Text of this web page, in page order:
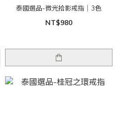
泰國選品-微光拾影戒指｜3色
NT$980